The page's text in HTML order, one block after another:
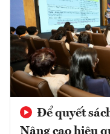
Để quyết
Nâng cao hiệu